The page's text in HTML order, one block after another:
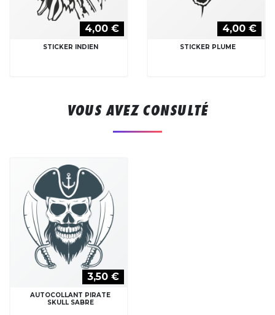
4,00 €
STICKER INDIEN
4,00 €
STICKER PLUME
VOUS AVEZ CONSULTÉ
3,50 €
AUTOCOLLANT PIRATE
SKULL SABRE